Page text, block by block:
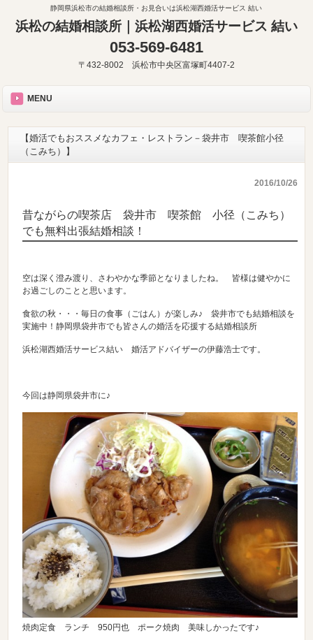
静岡県浜松市の結婚相談所・お見合いは浜松湖西婚活サービス 結い
浜松の結婚相談所｜浜松湖西婚活サービス 結い
053-569-6481
〒432-8002 浜松市中央区富塚町4407-2
MENU
【婚活でもおススメなカフェ・レストラン－袋井市 喫茶館小径
（こみち）】
2016/10/26
昔ながらの喫茶店 袋井市 喫茶館 小径（こみち）
でも無料出張結婚相談！
空は深く澄み渡り、さわやかな季節となりましたね。 皆様は健やかに
お過ごしのことと思います。
食欲の秋・・・毎日の食事（ごはん）が楽しみ♪ 袋井市でも結婚相談を
実施中！静岡県袋井市でも皆さんの婚活を応援する結婚相談所
浜松湖西婚活サービス結い 婚活アドバイザーの伊藤浩士です。
今回は静岡県袋井市に♪
焼肉定食 ランチ 950円也 ポーク焼肉 美味しかったです♪